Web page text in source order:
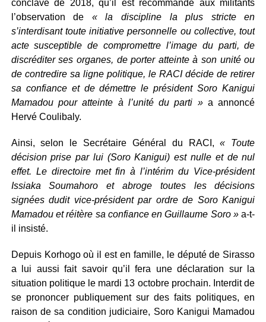
conclave de 2018, qu’il est recommandé aux militants
l’observation de « la discipline la plus stricte en
s’interdisant toute initiative personnelle ou collective, tout
acte susceptible de compromettre l’image du parti, de
discréditer ses organes, de porter atteinte à son unité ou
de contredire sa ligne politique, le RACI décide de retirer
sa confiance et de démettre le président Soro Kanigui
Mamadou pour atteinte à l’unité du parti »a annoncé
Hervé Coulibaly.
Ainsi, selon le Secrétaire Général du RACI,« Toute
décision prise par lui (Soro Kanigui) est nulle et de nul
effet. Le directoire met fin à l’intérim du Vice-président
Issiaka Soumahoro et abroge toutes les décisions
signées dudit vice-président par ordre de Soro Kanigui
Mamadou et réitère sa confiance en Guillaume Soro » a-t-
il insisté.
Depuis Korhogo où il est en famille, le député de Sirasso
a lui aussi fait savoir qu’il fera une déclaration sur la
situation politique le mardi 13 octobre prochain. Interdit de
se prononcer publiquement sur des faits politiques, en
raison de sa condition judiciaire, Soro Kanigui Mamadou